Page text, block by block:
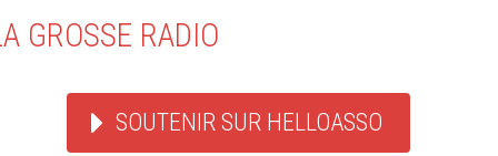
GROSSE RADIO
SOUTENIR SUR HELLOASSO